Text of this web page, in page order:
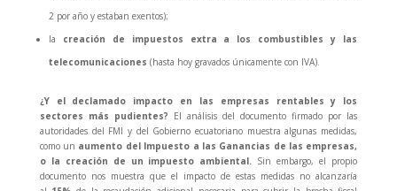
2 por año y estaban exentos);
la creación de impuestos extra a los combustibles y las
telecomunicaciones (hasta hoy gravados únicamente con IVA).
¿Y el declamado impacto en las empresas rentables y los
sectores más pudientes? El análisis del documento firmado por las
autoridades del FMI y del Gobierno ecuatoriano muestra algunas medidas,
como un aumento del Impuesto a las Ganancias de las empresas,
o la creación de un impuesto ambiental. Sin embargo, el propio
documento nos muestra que el impacto de estas medidas no alcanzaría